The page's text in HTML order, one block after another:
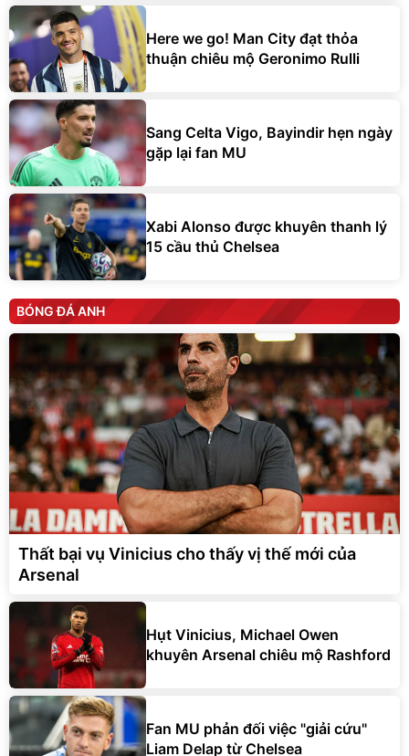
Here we go! Man City đạt thỏa
thuận chiêu mộ Geronimo Rulli
Sang Celta Vigo, Bayindir hẹn ngày
gặp lại fan MU
Xabi Alonso được khuyên thanh lý
15 cầu thủ Chelsea
BÓNG ĐÁ ANH
Thất bại vụ Vinicius cho thấy vị thế mới của
Arsenal
Hụt Vinicius, Michael Owen
khuyên Arsenal chiêu mộ Rashford
Fan MU phản đối việc "giải cứu"
Liam Delap từ Chelsea